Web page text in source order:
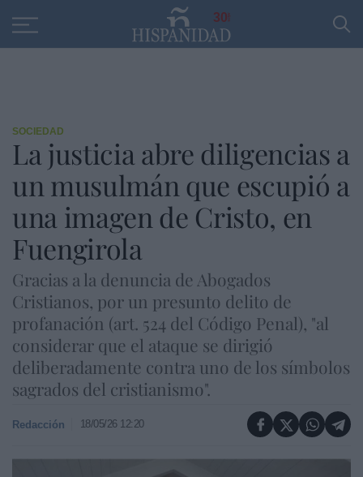
30
SOCIEDAD
La justicia abre diligencias a
un musulmán que escupió a
una imagen de Cristo, en
Fuengirola
Gracias a la denuncia de Abogados
Cristianos, por un presunto delito de
profanación (art. 524 del Código Penal), "al
considerar que el ataque se dirigió
deliberadamente contra uno de los símbolos
sagrados del cristianismo".
Redacción 18/05/26 12:20